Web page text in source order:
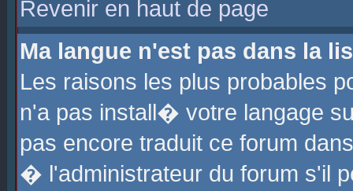
Revenir en haut de page
Ma langue n'est pas dans la
Les raisons les plus probables
n'a pas install� votre langage
pas encore traduit ce forum
� l'administrateur du forum s'il